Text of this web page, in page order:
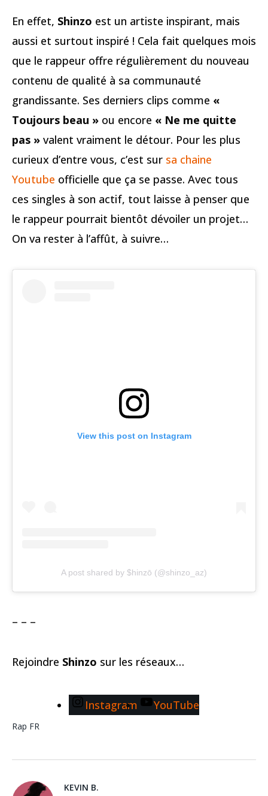
En effet, Shinzo est un artiste inspirant, mais
aussi et surtout inspiré ! Cela fait quelques mois
que le rappeur offre régulièrement du nouveau
contenu de qualité à sa communauté
grandissante. Ses derniers clips comme «
Toujours beau » ou encore « Ne me quitte
pas » valent vraiment le détour. Pour les plus
curieux d’entre vous, c’est sur sa chaine
Youtube officielle que ça se passe. Avec tous
ces singles à son actif, tout laisse à penser que
le rappeur pourrait bientôt dévoiler un projet…
On va rester à l’affût, à suivre…
View this post on Instagram
A post shared by $hinzō (@shinzo_az)
– – –
Rejoindre Shinzo sur les réseaux…
Instagram YouTube
Rap FR
KEVIN B.